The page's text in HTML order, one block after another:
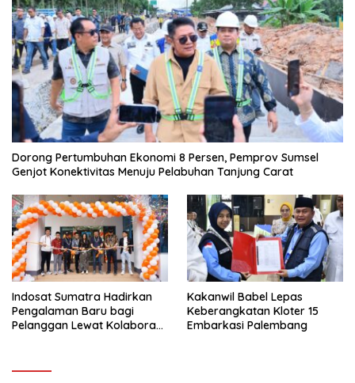
Dorong Pertumbuhan Ekonomi 8 Persen, Pemprov Sumsel
Genjot Konektivitas Menuju Pelabuhan Tanjung Carat
Indosat Sumatra Hadirkan
Pengalaman Baru bagi
Pelanggan Lewat Kolaborasi
Kakanwil Babel Lepas
Keberangkatan Kloter 15
Embarkasi Palembang